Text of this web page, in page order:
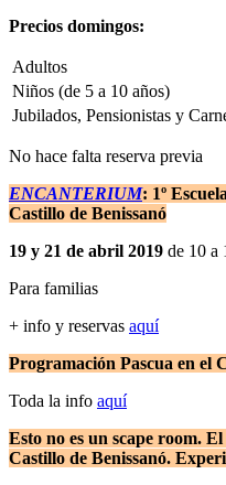
Precios domingos:
Adultos
Niños (de 5 a 10 años)
Jubilados, Pensionistas y
No hace falta reserva previa
ENCANTERIUM: 1º
Castillo de Benissanó
19 y 21 de abril 2019 de 10 a
Para familias
+ info y reservas aquí
Programación Pascua en el
Toda la info aquí
Esto no es un scape room.
Castillo de Benissanó.